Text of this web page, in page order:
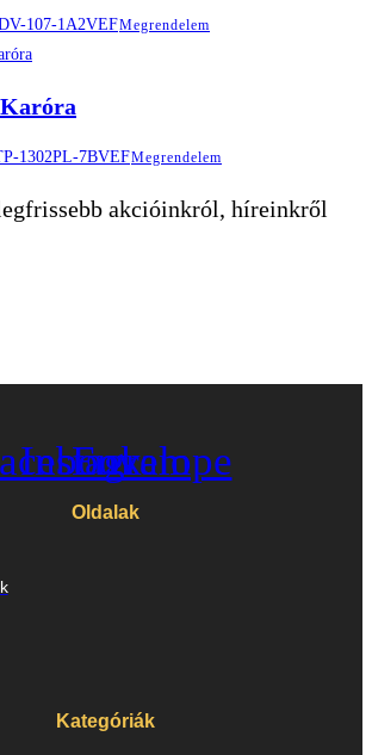
107-1A2VEFMegrendelem
1302PL-7BVEFMegrendelem
akcióinkról, híreinkről
Instagram
Envelope
Oldalak
Kategóriák